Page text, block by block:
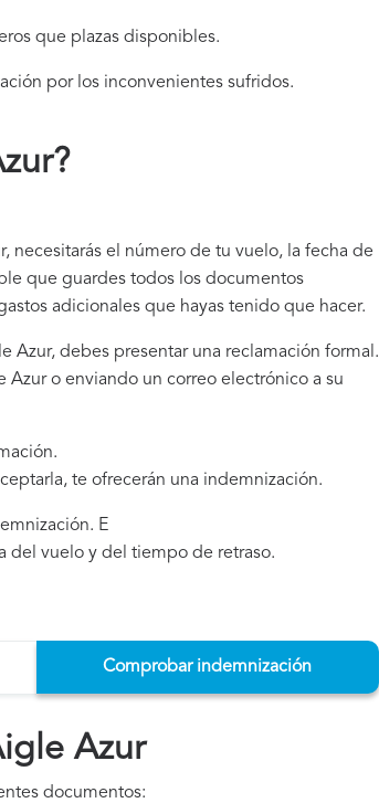
que plazas disponibles.
por los inconvenientes sufridos.
?
necesitarás el número de tu vuelo, la fecha de
que guardes todos los documentos
adicionales que hayas tenido que hacer.
Azur, debes presentar una reclamación formal.
o enviando un correo electrónico a su
te ofrecerán una indemnización.
E
del vuelo y del tiempo de retraso.
Comprobar indemnización
Azur
documentos: